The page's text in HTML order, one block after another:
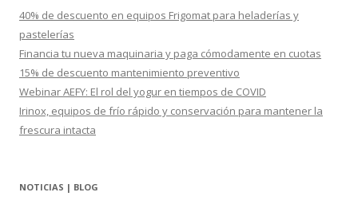
r
40% de descuento en equipos Frigomat para heladerías y
pastelerías
Financia tu nueva maquinaria y paga cómodamente en cuotas
15% de descuento mantenimiento preventivo
Webinar AEFY: El rol del yogur en tiempos de COVID
Irinox, equipos de frío rápido y conservación para mantener la
frescura intacta
NOTICIAS | BLOG